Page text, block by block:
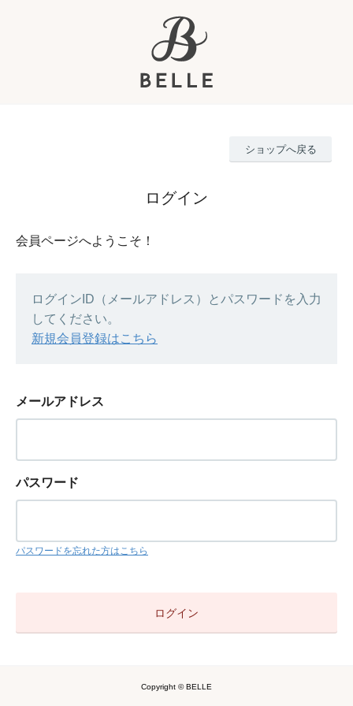
ショップへ戻る
ログイン
会員ページへようこそ！
ログインID（メールアドレス）とパスワードを入力
してください。
新規会員登録はこちら
メールアドレス
パスワード
パスワードを忘れた方はこちら
Copyright © BELLE